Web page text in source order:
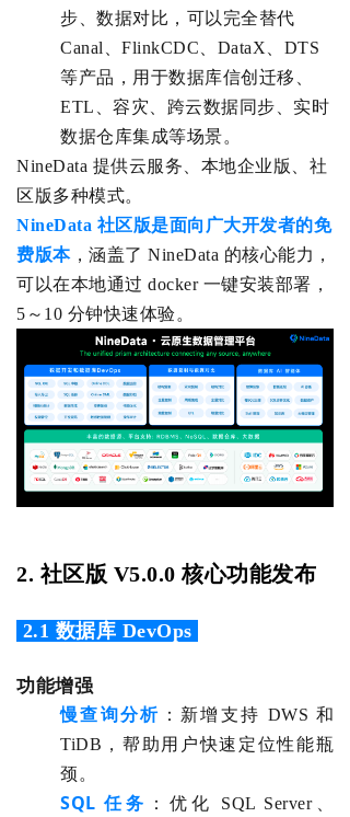
步、数据对比，可以完全替代
Canal、FlinkCDC、DataX、DTS
等产品，用于数据库信创迁移、
ETL、容灾、跨云数据同步、 实时
数据仓库集成等场景。
NineData 提供云服务、本地企业版、社
区版多种模式。
NineData 社区版是面向广大开发者的免
费版本，涵盖了 NineData 的核心能力，
可以在本地通过 docker 一键安装部署，
5～10 分钟快速体验。
2. 社区版 V5.0.0核心功能发布
2.1 数据库 DevOps
功能增强
慢查询分析 ：新增支持 DWS 和
TiDB， 帮助用户快速定位性能瓶
颈。
SQL 任务 ： 优化 SQL Server、